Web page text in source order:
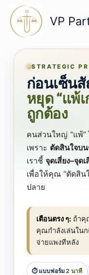
content
VP
STRATEGIC
ก่อนเซ็น
หยุด “แพ้
ถูกต้อง
คนส่วนใหญ่ “แพ้”
เพราะ ตัดสินใจบ
เราชี้ จุดเสี่ยง–จุด
เพื่อให้คุณ “ตัดสิน
ปลาย
เตือนตรง ๆ: ถ้าคุ
คุณกำลังเล่นใน
จ่ายแพงทีหลัง
⏱️ แบบฟอร์ม2 นาที